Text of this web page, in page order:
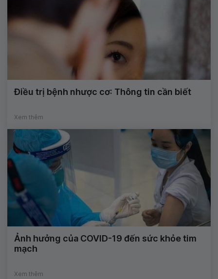
Điều trị bệnh nhược cơ: Thông tin cần biết
Xem thêm
Ảnh hưởng của COVID-19 đến sức khỏe tim
mạch
Xem thêm